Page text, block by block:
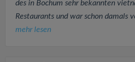
des in Bochum sehr bekannten
Restaurants und war schon damals
mehr lesen